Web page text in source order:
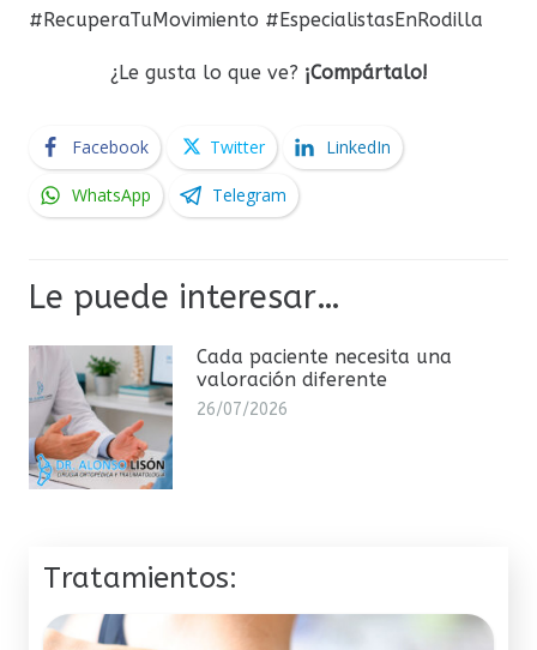
#RecuperaTuMovimiento #EspecialistasEnRodilla
¿Le gusta lo que ve? ¡Compártalo!
Facebook Twitter LinkedIn
WhatsApp Telegram
Le puede interesar…
Cada paciente necesita una
valoración diferente
26/07/2026
Tratamientos: